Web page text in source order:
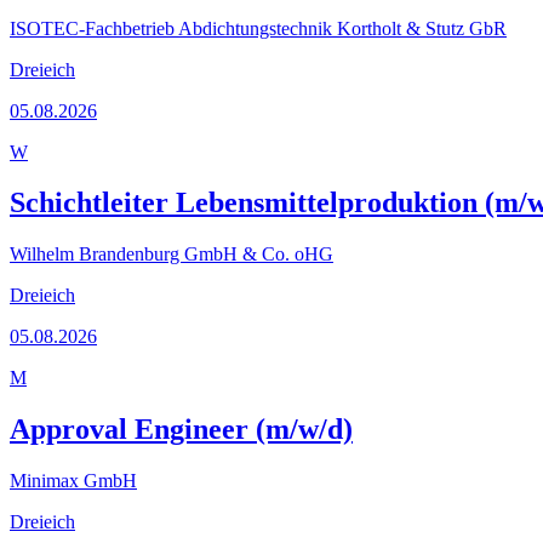
ISOTEC-Fachbetrieb Abdichtungstechnik Kortholt & Stutz GbR
Dreieich
05.08.2026
W
Schichtleiter Lebensmittelproduktion (m/
Wilhelm Brandenburg GmbH & Co. oHG
Dreieich
05.08.2026
M
Approval Engineer (m/w/d)
Minimax GmbH
Dreieich